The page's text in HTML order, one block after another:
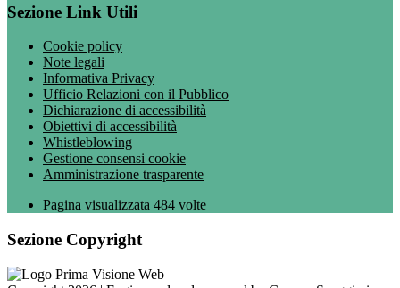
Sezione Link Utili
Cookie policy
Note legali
Informativa Privacy
Ufficio Relazioni con il Pubblico
Dichiarazione di accessibilità
Obiettivi di accessibilità
Whistleblowing
Gestione consensi cookie
Amministrazione trasparente
Pagina visualizzata 484 volte
Sezione Copyright